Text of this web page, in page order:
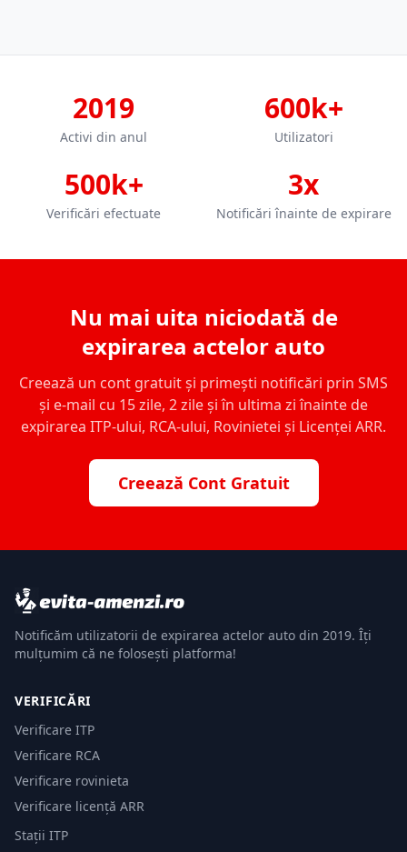
2019
Activi din anul
600k+
Utilizatori
500k+
Verificări efectuate
3x
Notificări înainte de expirare
Nu mai uita niciodată de
expirarea actelor auto
Creează un cont gratuit și primești notificări prin SMS
și e-mail cu 15 zile, 2 zile și în ultima zi înainte de
expirarea ITP-ului, RCA-ului, Rovinietei și Licenței ARR.
Creează Cont Gratuit
Notificăm utilizatorii de expirarea actelor auto din 2019. Îți
mulțumim că ne folosești platforma!
VERIFICĂRI
Verificare ITP
Verificare RCA
Verificare rovinieta
Verificare licență ARR
Stații ITP